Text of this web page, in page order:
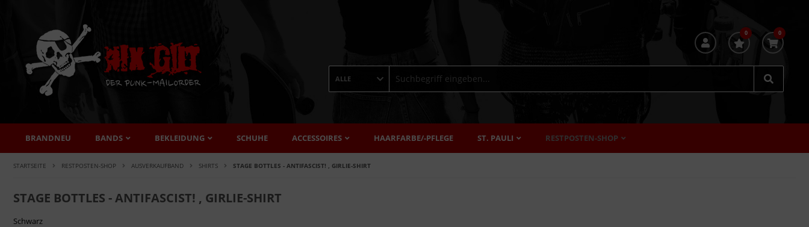
0 0
ALLE
BRANDNEU BANDS BEKLEIDUNG SCHUHE ACCESSOIRES HAARFARBE/-PFLEGE ST. PAULI RESTPOSTEN-SHOP
STARTSEITE RESTPOSTEN-SHOP AUSVERKAUFBAND SHIRTS STAGE BOTTLES - ANTIFASCIST! , GIRLIE-SHIRT
STAGE BOTTLES - ANTIFASCIST! , GIRLIE-SHIRT
Schwarz